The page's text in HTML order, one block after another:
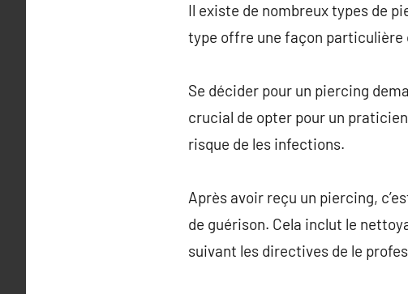
Il existe de nombreux types de
type offre une façon particulière
Se décider pour un piercing
crucial de opter pour un
risque de les infections.
Après avoir reçu un piercing,
de guérison. Cela inclut le
suivant les directives de le